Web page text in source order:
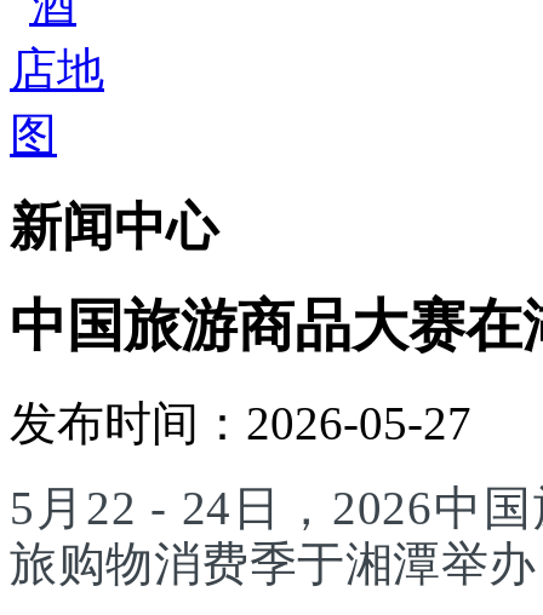
新闻中心
中国旅游商品大赛
发布时间：2026-05-27
5月22 - 24日，2026中
旅购物消费季于湘潭举